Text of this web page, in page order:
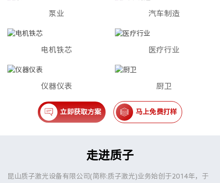
泵业 汽车制造
电机铁芯 医疗行业
仪器仪表 厨卫
立即获取方案 马上免费打样
走进质子
昆山质子激光设备有限公司(简称:质子激光)业务始创于2014年，于